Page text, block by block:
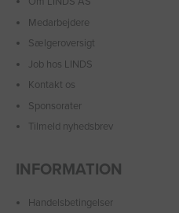
Medarbejdere
Sælgeroversigt
Job hos LINDS
Kontakt os
Sponsorater
Tilmeld nyhedsbrev
INFORMATION
Handelsbetingelser